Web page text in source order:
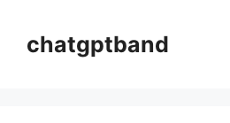
chatgptband